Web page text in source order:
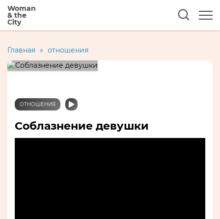
Woman
& the
City
Главная » отношения
ОТНОШЕНИЯ
Соблазнение девушки